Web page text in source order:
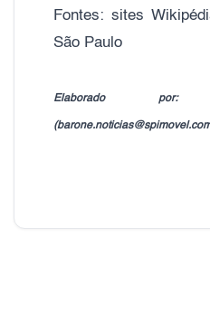
Fontes: sites
São Paulo
Elaborado por: